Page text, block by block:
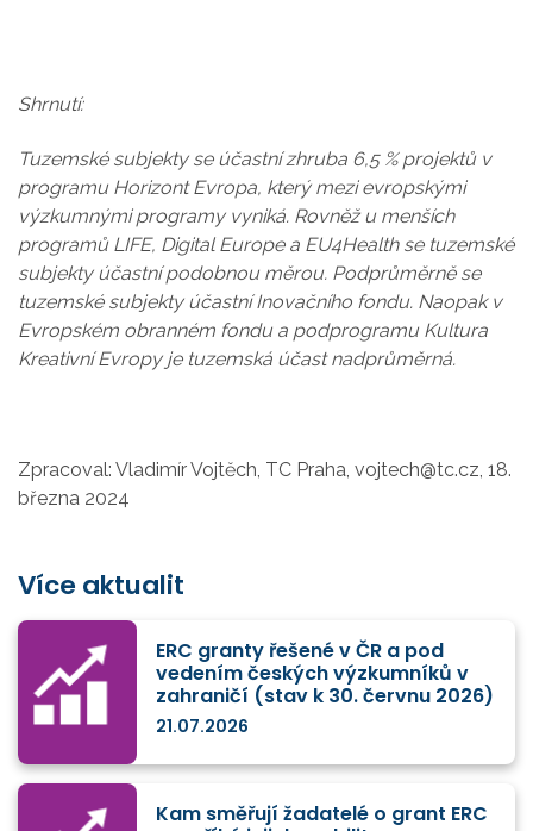
Shrnutí:
Tuzemské subjekty se účastní zhruba 6,5 % projektů v
programu Horizont Evropa, který mezi evropskými
výzkumnými programy vyniká. Rovněž u menších
programů LIFE, Digital Europe a EU4Health se tuzemské
subjekty účastní podobnou měrou. Podprůměrně se
tuzemské subjekty účastní Inovačního fondu. Naopak v
Evropském obranném fondu a podprogramu Kultura
Kreativní Evropy je tuzemská účast nadprůměrná.
Zpracoval: Vladimír Vojtěch, TC Praha, vojtech@tc.cz, 18.
března 2024
Více aktualit
ERC granty řešené v ČR a pod
vedením českých výzkumníků v
zahraničí (stav k 30. červnu 2026)
21.07.2026
Kam směřují žadatelé o grant ERC